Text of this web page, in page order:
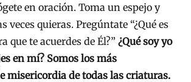
en oración. Toma un espejo y
veces quieras. Pregúntate “¿Qué es
que te acuerdes de Él?” ¿Qué soy yo
en mí? Somos los más
misericordia de todas las criaturas.